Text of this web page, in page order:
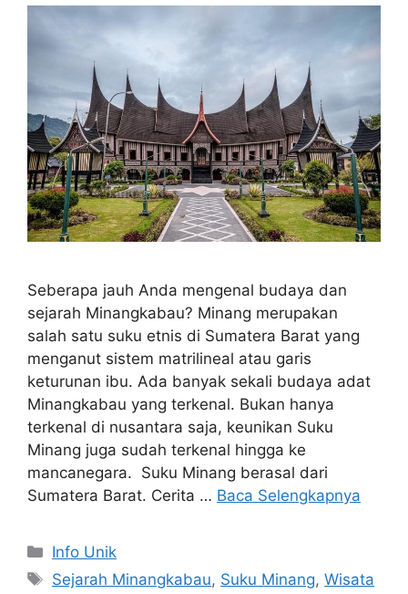
Seberapa jauh Anda mengenal budaya dan
sejarah Minangkabau? Minang merupakan
salah satu suku etnis di Sumatera Barat yang
menganut sistem matrilineal atau garis
keturunan ibu. Ada banyak sekali budaya adat
Minangkabau yang terkenal. Bukan hanya
terkenal di nusantara saja, keunikan Suku
Minang juga sudah terkenal hingga ke
mancanegara. Suku Minang berasal dari
Sumatera Barat. Cerita … Baca Selengkapnya
Info Unik
Sejarah Minangkabau, Suku Minang,Wisata